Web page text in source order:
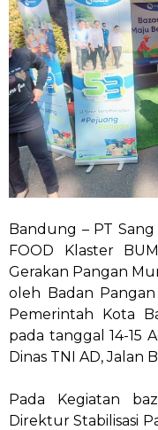
Bandung – PT
FOOD Klaster
Gerakan Pangan
oleh Badan
Pemerintah Kota
pada tanggal 14-15
Dinas TNI AD, Jalan
Pada Kegiatan
Direktur Stabilisasi